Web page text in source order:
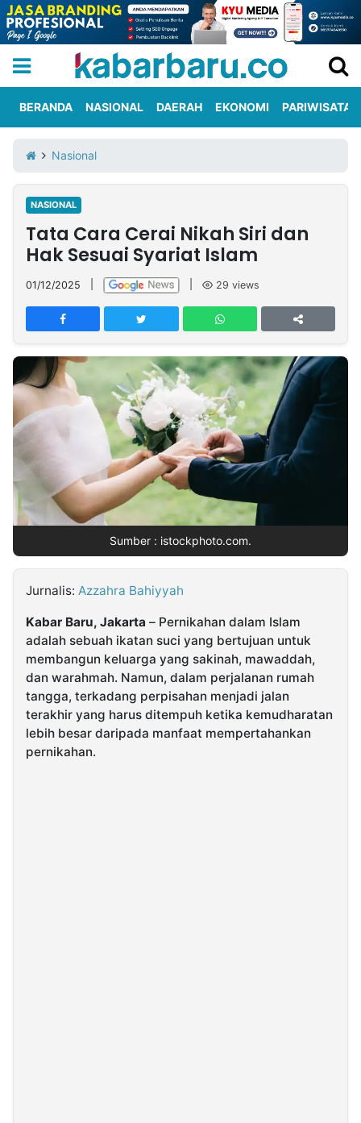
Iklan
Berita
Kami
Nasional
International
Olahraga
Entertainment
Daerah
Pariwisata
Kuliner
Kolom
Network
PT
TREETAN
MULTIMEDIA
INDONESIA
Partner
NTB
Time
IDN
Jogja
Rakyat
Idealita
News
Notice
Baru
Seedbacklink
Kabarbaru
BERANDA NASIONAL DAERAH EKONOMI PARIWISATA
Nasional
NASIONAL
Tata Cara Cerai Nikah Siri dan
Hak Sesuai Syariat Islam
01/12/2025 29 views
Sumber : istockphoto.com.
Jurnalis: Azzahra Bahiyyah
Kabar Baru, Jakarta – Pernikahan dalam Islam
adalah sebuah ikatan suci yang bertujuan untuk
membangun keluarga yang sakinah, mawaddah,
dan warahmah. Namun, dalam perjalanan rumah
tangga, terkadang perpisahan menjadi jalan
terakhir yang harus ditempuh ketika kemudharatan
lebih besar daripada manfaat mempertahankan
pernikahan.